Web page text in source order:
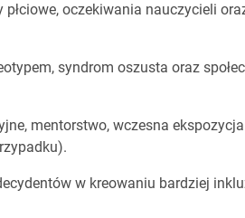
oczekiwania nauczycieli
syndrom oszusta oraz
mentorstwo, wczesna
w kreowaniu bardziej